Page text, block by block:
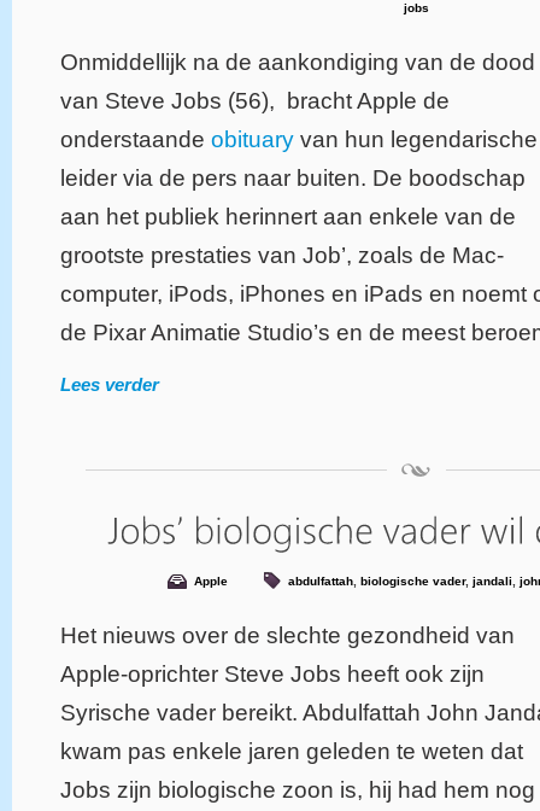
jobs
Onmiddellijk na de aankondiging van de dood
van Steve Jobs (56), bracht Apple de
onderstaande obituary van hun legendarische
leider via de pers naar buiten. De boodschap
aan het publiek herinnert aan enkele van de
grootste prestaties van Job’, zoals de Mac-
computer, iPods, iPhones en iPads en noemt
de Pixar Animatie Studio’s en de meest
Lees verder
Apple abdulfattah biologische vader, jandali
Het nieuws over de slechte gezondheid van
Apple-oprichter Steve Jobs heeft ook zijn
Syrische vader bereikt. Abdulfattah John
kwam pas enkele jaren geleden te weten dat
Jobs zijn biologische zoon is, hij had hem nog